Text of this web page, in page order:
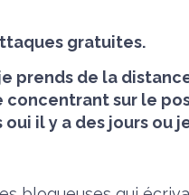
gratuites.
prends de la
concentrant sur le
il y a des jours ou